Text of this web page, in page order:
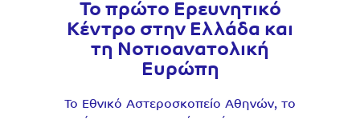
Το πρώτο Ερευνητικό
Κέντρο στην Ελλάδα και
τη Νοτιοανατολική
Ευρώπη
Το Εθνικό Αστεροσκοπείο Αθηνών, το